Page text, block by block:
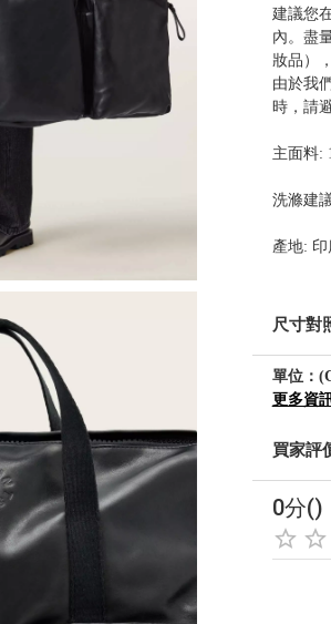
建議您
內。盡
妝品）
由於我
時，請
主面料:
洗滌建
產地: 印
尺寸對
單位：
更多資
買家評
0分()